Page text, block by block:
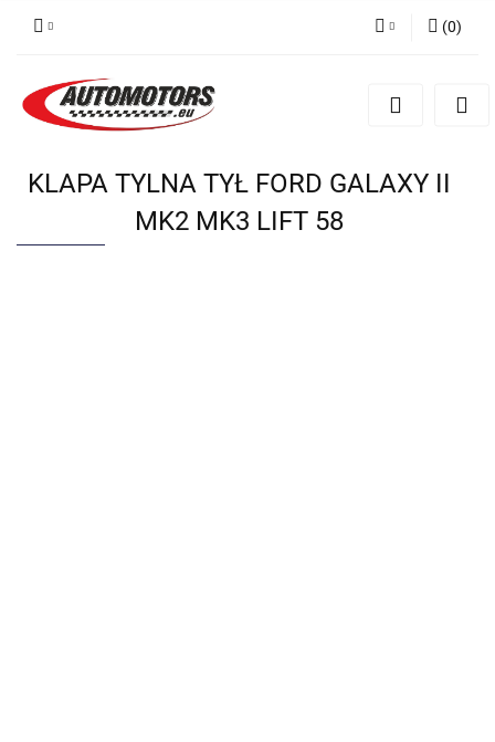
Zarejestruj się
(0)
KLAPA TYLNA TYŁ FORD GALAXY II
MK2 MK3 LIFT 58